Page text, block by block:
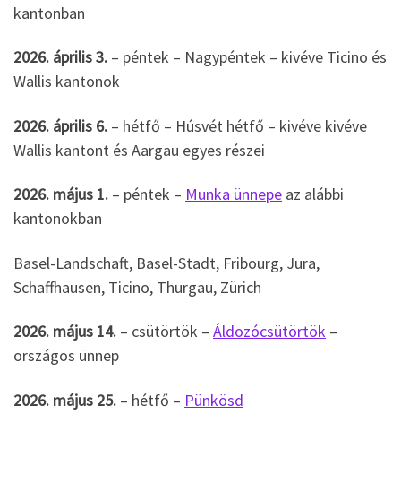
kantonban
2026. április 3. – péntek – Nagypéntek – kivéve Ticino és
Wallis kantonok
2026. április 6. – hétfő – Húsvét hétfő – kivéve kivéve
Wallis kantont és Aargau egyes részei
2026. május 1. – péntek – Munka ünnepe az alábbi
kantonokban
Basel-Landschaft, Basel-Stadt, Fribourg, Jura,
Schaffhausen, Ticino, Thurgau, Zürich
2026. május 14. – csütörtök – Áldozócsütörtök –
országos ünnep
2026. május 25. – hétfő – Pünkösd